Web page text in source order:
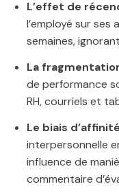
L’effet de
l’employé sur
semaines,
La
de performance
RH, courriels et
Le biais
interpersonnelle
influence de
commentaire